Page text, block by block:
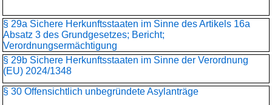
§ 29a Sichere Herkunftsstaaten im Sinne des Artikels 16a
Absatz 3 des Grundgesetzes; Bericht;
Verordnungsermächtigung
§ 29b Sichere Herkunftsstaaten im Sinne der Verordnung
(EU) 2024/1348
§ 30 Offensichtlich unbegründete Asylanträge